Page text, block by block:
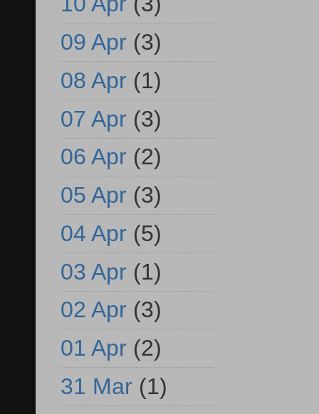
09 Apr (3)
08 Apr (1)
07 Apr (3)
06 Apr (2)
05 Apr (3)
04 Apr (5)
03 Apr (1)
02 Apr (3)
01 Apr (2)
31 Mar (1)